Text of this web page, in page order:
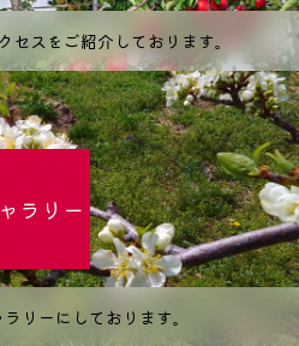
セスをご紹介しております。
ラリー
リーにしております。